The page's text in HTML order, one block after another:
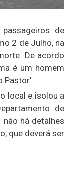
de
2 de Julho, na
De acordo
é um homem
local e isolou a
de
não há detalhes
que deverá ser